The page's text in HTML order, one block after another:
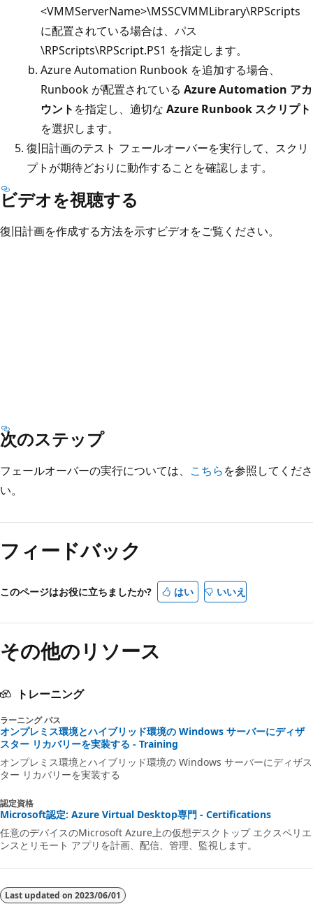
<VMMServerName>\MSSCVMMLibrary\RPScripts
に配置されている場合は、パス
\RPScripts\RPScript.PS1 を指定します。
Azure Automation Runbook を追加する場合、
Runbook が配置されている Azure Automation アカ
ウント を指定し、適切な Azure Runbook スクリプト
を選択します。
復旧計画のテスト フェールオーバーを実行して、スクリ
プトが期待どおりに動作することを確認します。
ビデオを視聴する
復旧計画を作成する方法を示すビデオをご覧ください。
次のステップ
フェールオーバーの実行については、 こちらを参照してくださ
い。
フィードバック
このページはお役に立ちましたか? はい いいえ
その他のリソース
トレーニング
ラーニング パス
オンプレミス環境とハイブリッド環境の Windows サーバーにディザ
スター リカバリーを実装する - Training
オンプレミス環境とハイブリッド環境の Windows サーバーにディザス
ター リカバリーを実装する
認定資格
Microsoft認定: Azure Virtual Desktop専門 - Certifications
任意のデバイスのMicrosoft Azure上の仮想デスクトップ エクスペリエ
ンスとリモート アプリを計画、配信、管理、監視します。
Last updated on 2023/06/01